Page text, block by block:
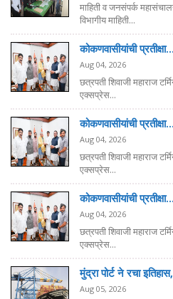
माहिती व जनसंपर्क
विभागीय माहिती...
कोकणवासीयांची प्रतीक्षा...
Aug 04, 2026
छत्रपती शिवाजी महाराज
एक्सप्रेस...
कोकणवासीयांची प्रतीक्षा...
Aug 04, 2026
छत्रपती शिवाजी महाराज
एक्सप्रेस...
कोकणवासीयांची प्रतीक्षा...
Aug 04, 2026
छत्रपती शिवाजी महाराज
एक्सप्रेस...
मुंद्रा पोर्ट ने रचा
Aug 05, 2026